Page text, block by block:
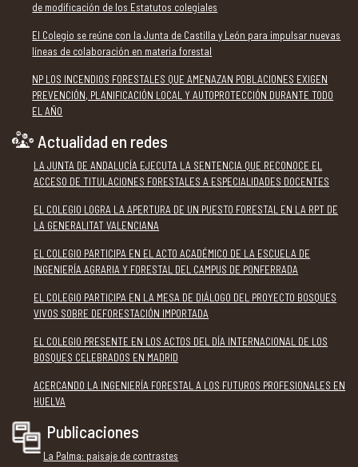
de modificación de los Estatutos colegiales
El Colegio se reúne con la Junta de Castilla y León para impulsar nuevas
líneas de colaboración en materia forestal
NP LOS INCENDIOS FORESTALES QUE AMENAZAN POBLACIONES EXIGEN
PREVENCIÓN, PLANIFICACIÓN LOCAL Y AUTOPROTECCIÓN DURANTE TODO
EL AÑO
Actualidad en redes
LA JUNTA DE ANDALUCÍA EJECUTA LA SENTENCIA QUE RECONOCE EL
ACCESO DE TITULACIONES FORESTALES A ESPECIALIDADES DOCENTES
EL COLEGIO LOGRA LA APERTURA DE UN PUESTO FORESTAL EN LA RPT DE
LA GENERALITAT VALENCIANA
EL COLEGIO PARTICIPA EN EL ACTO ACADÉMICO DE LA ESCUELA DE
INGENIERÍA AGRARIA Y FORESTAL DEL CAMPUS DE PONFERRADA
EL COLEGIO PARTICIPA EN LA MESA DE DIÁLOGO DEL PROYECTO BOSQUES
VIVOS SOBRE DEFORESTACIÓN IMPORTADA
EL COLEGIO PRESENTE EN LOS ACTOS DEL DÍA INTERNACIONAL DE LOS
BOSQUES CELEBRADOS EN MADRID
ACERCANDO LA INGENIERÍA FORESTAL A LOS FUTUROS PROFESIONALES EN
HUELVA
Publicaciones
La Palma: paisaje de contrastes